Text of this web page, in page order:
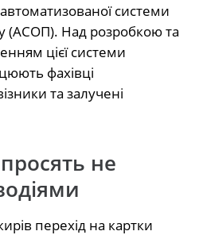
системи
(АСОП). Над розробкою та
цієї системи
фахівці
та залучені
не
перехід на картки